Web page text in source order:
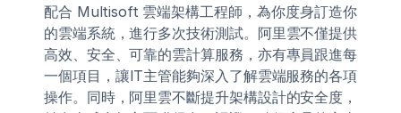
配合 Multisoft 雲端架構工程師，為你度身訂造你
的雲端系統，進行多次技術測試。阿里雲不僅提供
高效、安全、可靠的雲計算服務，亦有專員跟進每
一個項目，讓IT主管能夠深入了解雲端服務的各項
操作。同時，阿里雲不斷提升架構設計的安全度，